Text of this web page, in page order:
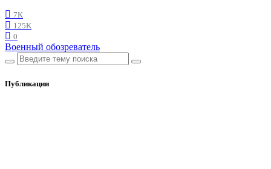
7K
125K
0
Военный обозреватель
Публикации